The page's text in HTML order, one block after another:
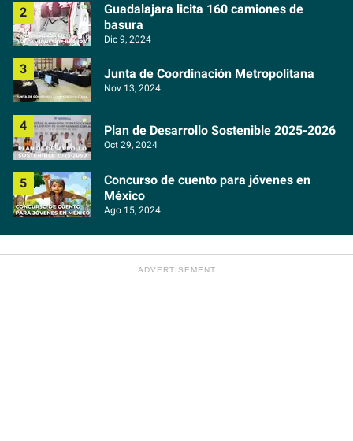
Guadalajara licita 160 camiones de
basura
Dic 9, 2024
Junta de Coordinación Metropolitana
Nov 13, 2024
Plan de Desarrollo Sostenible 2025-2026
Oct 29, 2024
Concurso de cuento para jóvenes en
México
Ago 15, 2024